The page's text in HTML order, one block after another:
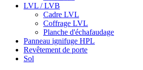
LVL / LVB
Cadre LVL
Coffrage LVL
Planche d'échafaudage
Panneau ignifuge HPL
Revêtement de porte
Sol